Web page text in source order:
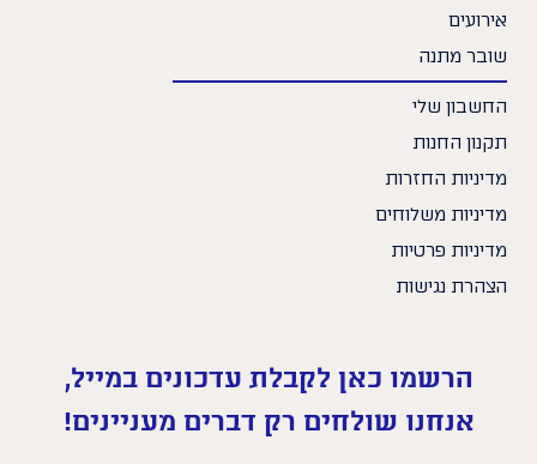
אירועים
שובר מתנה
החשבון שלי
תקנון החנות
מדיניות החזרות
מדיניות משלוחים
מדיניות פרטיות
הצהרת נגישות
הרשמו כאן לקבלת עדכונים במייל,
אנחנו שולחים רק דברים מעניינים!